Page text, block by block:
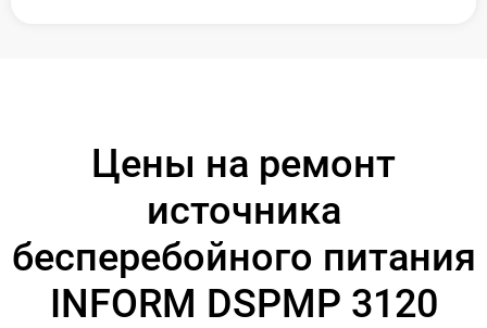
Цены на ремонт
источника
бесперебойного питания
INFORM DSPMP 3120